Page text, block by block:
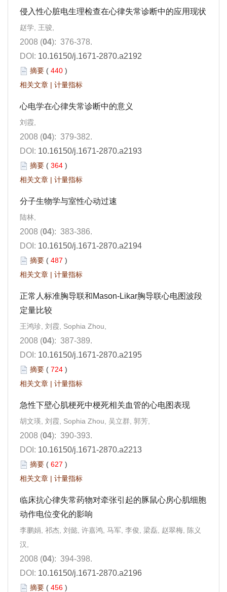
侵入性心脏电生理检查在心律失常诊断中的应用现状
赵学, 王骏,
2008 (04): 376-378.
DOI: 10.16150/j.1671-2870.a2192
摘要 ( 440 )
相关文章 | 计量指标
心电学在心律失常诊断中的意义
刘霞,
2008 (04): 379-382.
DOI: 10.16150/j.1671-2870.a2193
摘要 ( 364 )
相关文章 | 计量指标
分子生物学与室性心动过速
陆林,
2008 (04): 383-386.
DOI: 10.16150/j.1671-2870.a2194
摘要 ( 487 )
相关文章 | 计量指标
正常人标准胸导联和Mason-Likar胸导联心电图波段
定量比较
王鸿珍, 刘霞, Sophia Zhou,
2008 (04): 387-389.
DOI: 10.16150/j.1671-2870.a2195
摘要 ( 724 )
相关文章 | 计量指标
急性下壁心肌梗死中梗死相关血管的心电图表现
胡文瑛, 刘霞, Sophia Zhou, 吴立群, 郭芳,
2008 (04): 390-393.
DOI: 10.16150/j.1671-2870.a2213
摘要 ( 627 )
相关文章 | 计量指标
临床抗心律失常药物对牵张引起的豚鼠心房心肌细胞
动作电位变化的影响
李鹏娟, 祁杰, 刘懿, 许嘉鸿, 马军, 李俊, 梁磊, 赵翠梅, 陈义
汉,
2008 (04): 394-398.
DOI: 10.16150/j.1671-2870.a2196
摘要 ( 456 )